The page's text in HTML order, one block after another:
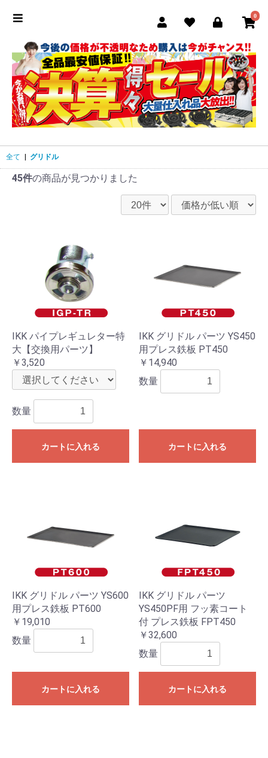
0
全て グリドル
45件の商品が見つかりました
IKK パイプレギュレター特
大【交換用パーツ】
￥3,520
数量
カートに入れる
IKK グリドル パーツ YS450
用プレス鉄板 PT450
￥14,940
数量
カートに入れる
IKK グリドル パーツ YS600
用プレス鉄板 PT600
￥19,010
数量
カートに入れる
IKK グリドル パーツ
YS450PF用 フッ素コート
付 プレス鉄板 FPT450
￥32,600
数量
カートに入れる